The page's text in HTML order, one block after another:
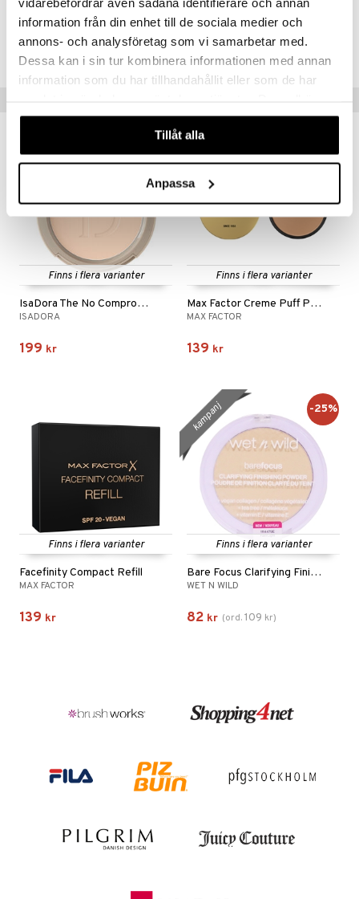
information från din enhet till de sociala medier och
annons- och analysföretag som vi samarbetar med.
Dessa kan i sin tur kombinera informationen med annan
information som du har tillhandahållit eller som de har
våra cookies vid fortsatt användande av vår webbplats.
Tillåt alla
Anpassa
CMX68-MF-11-HOR-XX
Lägsta pris senaste 30 dagarna: 142 kr
Finns i flera varianter
IsaDora The No Compromise Matte Powder
ISADORA
199 kr
gåva på köpet!
Finns i flera varianter
Max Factor Creme Puff Pressed Power
MAX FACTOR
139 kr
Finns i flera varianter
Facefinity Compact Refill
MAX FACTOR
139 kr
Finns i flera varianter
Bare Focus Clarifying Finishing Powder
WET N WILD
82 kr (ord.109 kr)
kampanj -25%